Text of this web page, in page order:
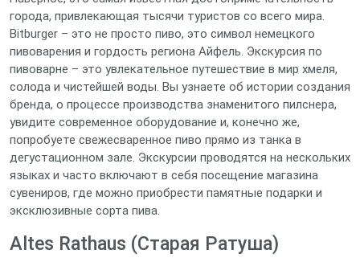
города, привлекающая тысячи туристов со всего мира.
Bitburger – это не просто пиво, это символ немецкого
пивоварения и гордость региона Айфель. Экскурсия по
пивоварне – это увлекательное путешествие в мир хмеля,
солода и чистейшей воды. Вы узнаете об истории создания
бренда, о процессе производства знаменитого пилснера,
увидите современное оборудование и, конечно же,
попробуете свежесваренное пиво прямо из танка в
дегустационном зале. Экскурсии проводятся на нескольких
языках и часто включают в себя посещение магазина
сувениров, где можно приобрести памятные подарки и
эксклюзивные сорта пива.
Altes Rathaus (Старая Ратуша)